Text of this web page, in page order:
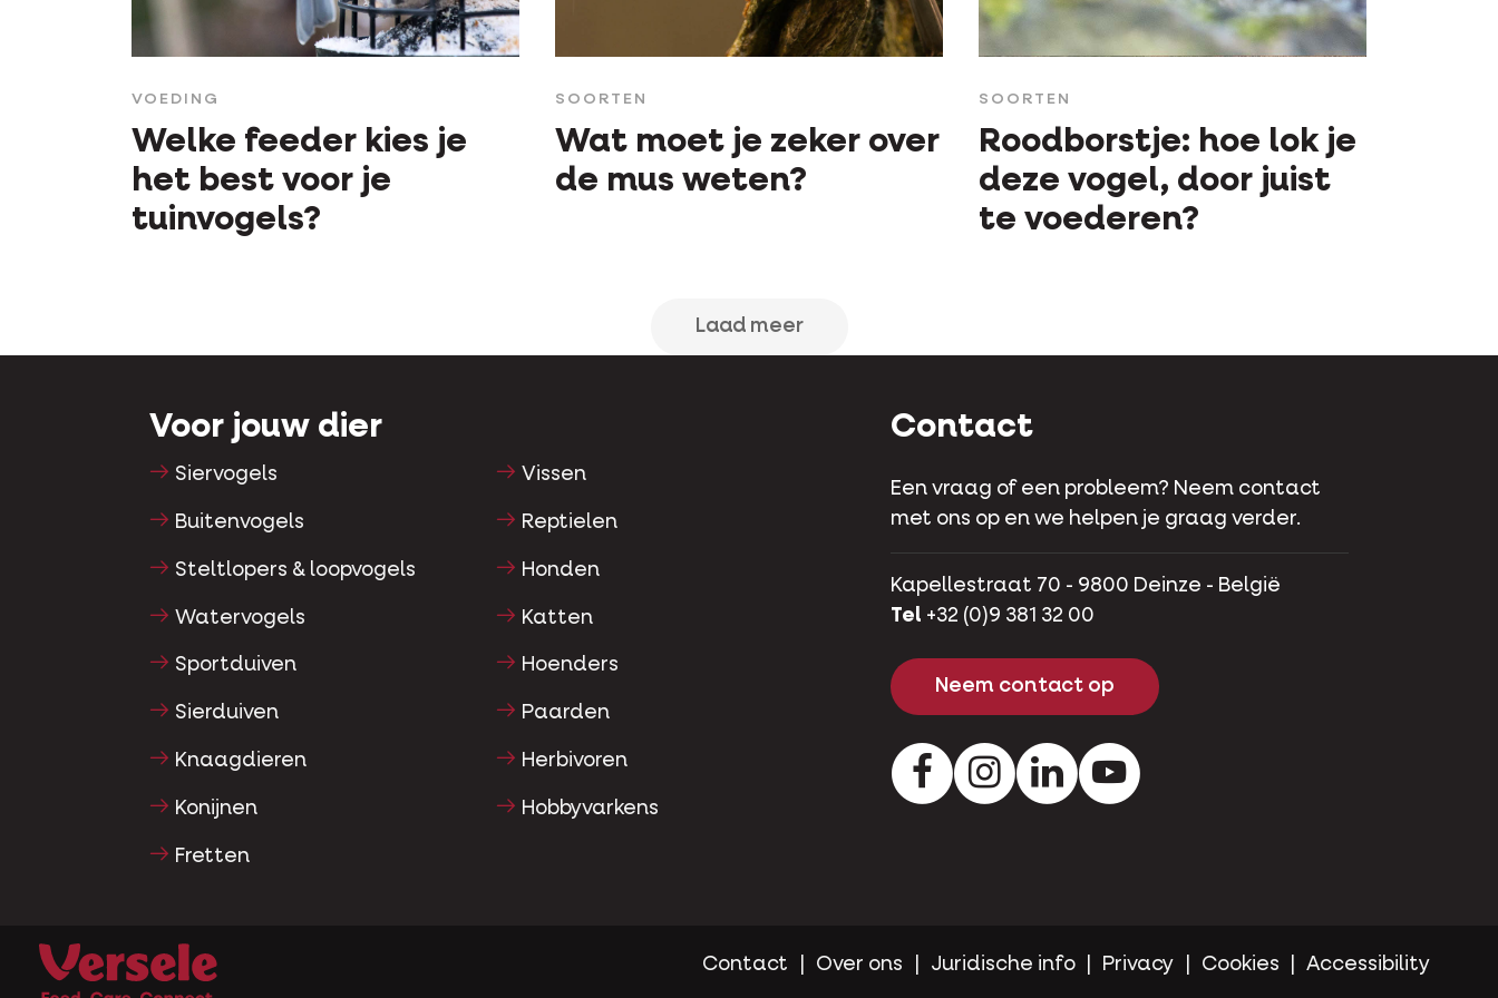
VOEDING
Welke feeder kies je
het best voor je
tuinvogels?
SOORTEN
Wat moet je zeker over
de mus weten?
SOORTEN
Roodborstje: hoe lok je
deze vogel, door juist
te voederen?
Laad meer
Voor jouw dier
Siervogels
Buitenvogels
Steltlopers & loopvogels
Watervogels
Sportduiven
Sierduiven
Knaagdieren
Konijnen
Fretten
Vissen
Reptielen
Honden
Katten
Hoenders
Paarden
Herbivoren
Hobbyvarkens
Contact
Een vraag of een probleem? Neem contact
met ons op en we helpen je graag verder.
Kapellestraat 70 - 9800 Deinze - België
Tel +32 (0)9 381 32 00
Neem contact op
FacebookInstagramLinkedInYoutube
Contact Over ons Juridische info Privacy Cookies Accessibility